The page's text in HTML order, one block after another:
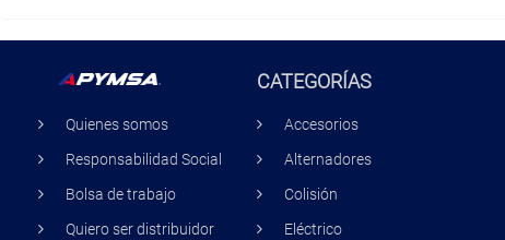
Quienes somos
Responsabilidad Social
Bolsa de trabajo
Quiero ser distribuidor
CATEGORÍAS
Accesorios
Alternadores
Colisión
Eléctrico